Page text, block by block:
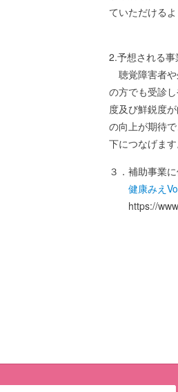
ていただけるよ
2.予想される
聴覚障害者や
の方でも受診
度及び鮮鋭度
の向上が期待
下につなげます
３．補助事業
健康みえ
https://